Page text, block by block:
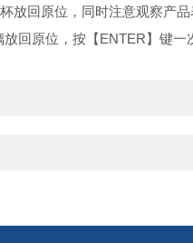
放回原位，同时注意观察产
回原位，按【ENTER】键一